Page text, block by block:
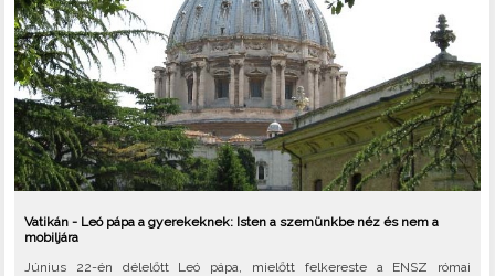
Vatikán - Leó pápa a gyerekeknek: Isten a szemünkbe néz és nem a
mobiljára
Június 22-én délelőtt Leó pápa, mielőtt felkereste a ENSZ római